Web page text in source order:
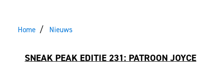
Home Nieuws
SNEAK PEAK EDITIE 231: PATROON JOYCE